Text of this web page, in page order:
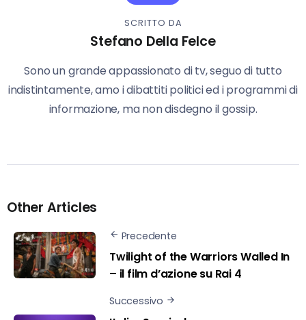
SCRITTO DA
Stefano Della Felce
Sono un grande appassionato di tv, seguo di tutto
indistintamente, amo i dibattiti politici ed i programmi di
informazione, ma non disdegno il gossip.
Other Articles
Precedente
Twilight of the Warriors Walled In
– il film d’azione su Rai 4
Successivo